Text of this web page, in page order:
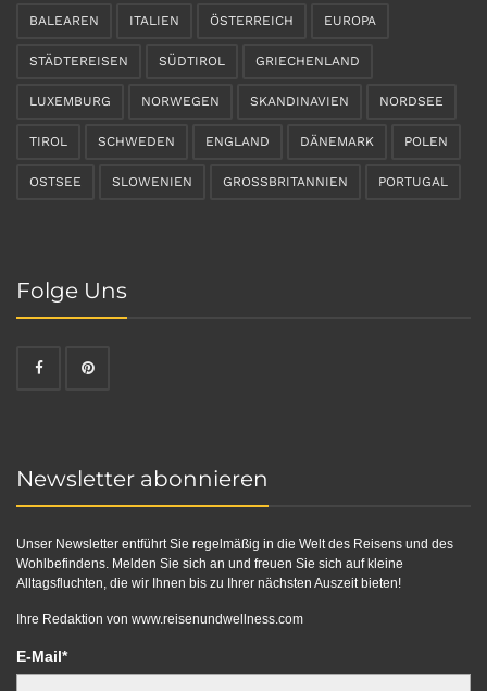
BALEAREN ITALIEN ÖSTERREICH EUROPA
STÄDTEREISEN SÜDTIROL GRIECHENLAND
LUXEMBURG NORWEGEN SKANDINAVIEN NORDSEE
TIROL SCHWEDEN ENGLAND DÄNEMARK POLEN
OSTSEE SLOWENIEN GROSSBRITANNIEN PORTUGAL
Folge Uns
Newsletter abonnieren
Unser Newsletter entführt Sie regelmäßig in die Welt des Reisens und des
Wohlbefindens. Melden Sie sich an und freuen Sie sich auf kleine
Alltagsfluchten, die wir Ihnen bis zu Ihrer nächsten Auszeit bieten!
Ihre Redaktion von www.reisenundwellness.com
E-Mail*